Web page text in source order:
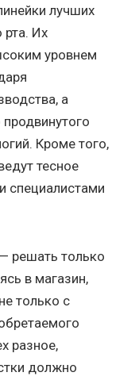
лучших
рта. Их
уровнем
а
Кроме того,
тесное
специалистами
решать только
в магазин,
только с
разное,
должно